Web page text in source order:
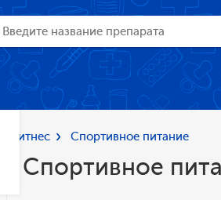
фитнес Спортивное питание
Спортивное